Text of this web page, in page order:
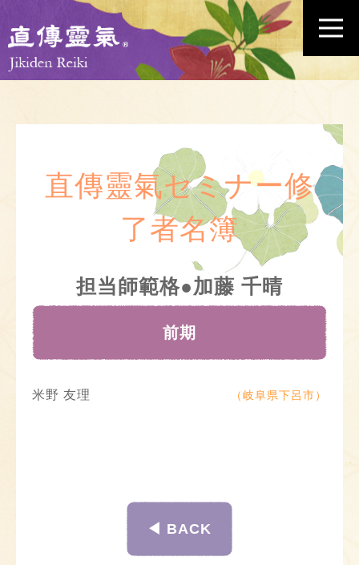
直傳靈氣セミナー修
了者名簿
担当師範格●加藤 千晴
前期
米野 友理 （岐阜県下呂市）
◀︎ BACK